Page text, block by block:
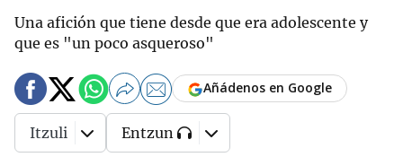
Una afición que tiene desde que era adolescente y
que es "un poco asqueroso"
Añádenos en Google
Itzuli Entzun